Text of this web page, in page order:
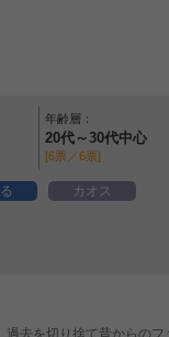
年齢層：
20代～30代中心
[6票／6票]
カオス
過去を切り捨て昔からの